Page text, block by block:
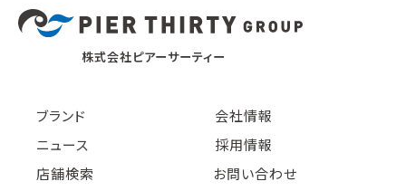
株式会社ピアーサーティー
ブランド
会社情報
ニュース
採用情報
店舗検索
お問い合わせ